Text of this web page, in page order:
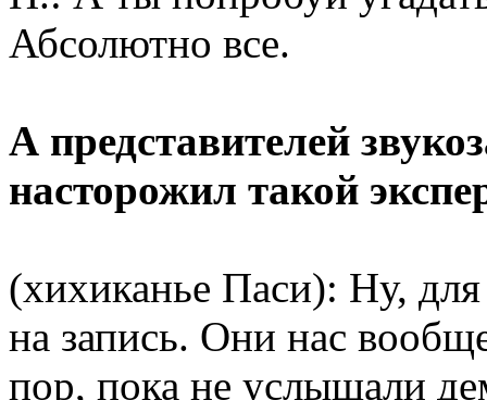
Абсолютно все.
А представителей
насторожил такой
(хихиканье Паси): Ну,
на запись. Они нас
пор, пока не услышали